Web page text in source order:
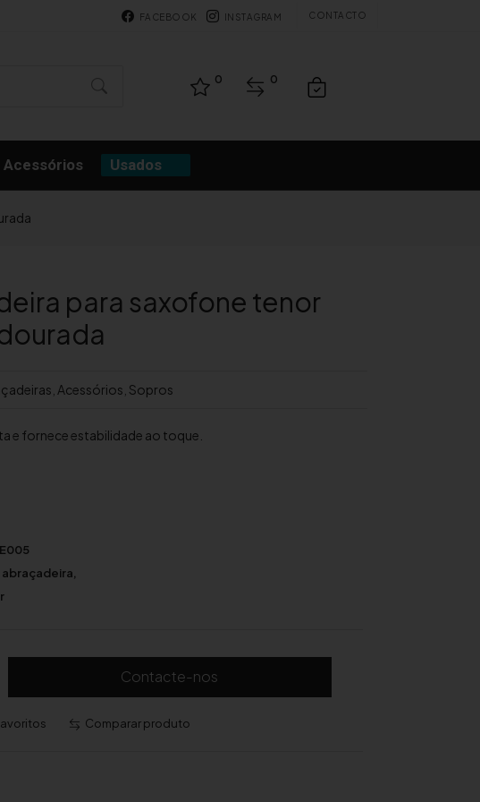
FACEBOOK INSTAGRAM CONTACTO
0 0
Acessórios Usados
para saxofone tenor
Acessórios Sopros
e fornece estabilidade ao toque.
abraçadeira
Contacte-nos
Comparar produto